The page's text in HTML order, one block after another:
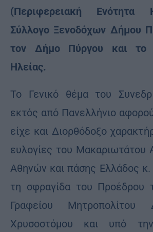
(Περιφερειακή Ενότητα
Σύλλογο Ξενοδόχων Δήμου
τον Δήμο Πύργου και το
Ηλείας.
Το Γενικό θέμα του
εκτός από Πανελλήνιο
είχε και Διορθόδοξο
ευλογίες του Μακαριωτάτου
Αθηνών και πάσης Ελλάδος κ.
τη σφραγίδα του Προέδρου
Γραφείου
Χρυσοστόμου και υπό